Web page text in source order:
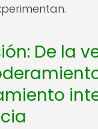
De la